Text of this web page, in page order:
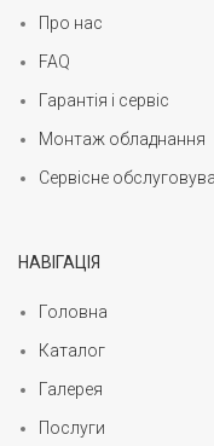
Про нас
FAQ
Гарантія і сервіс
Монтаж обладнання
Сервісне
НАВІГАЦІЯ
Головна
Каталог
Галерея
Послуги